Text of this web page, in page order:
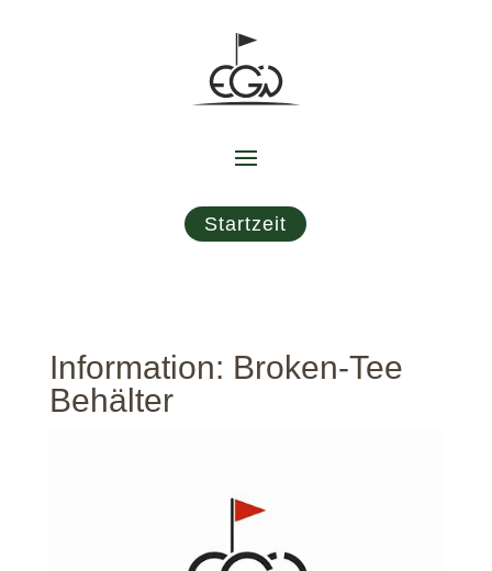
Startzeit
Information: Broken-Tee
Behälter